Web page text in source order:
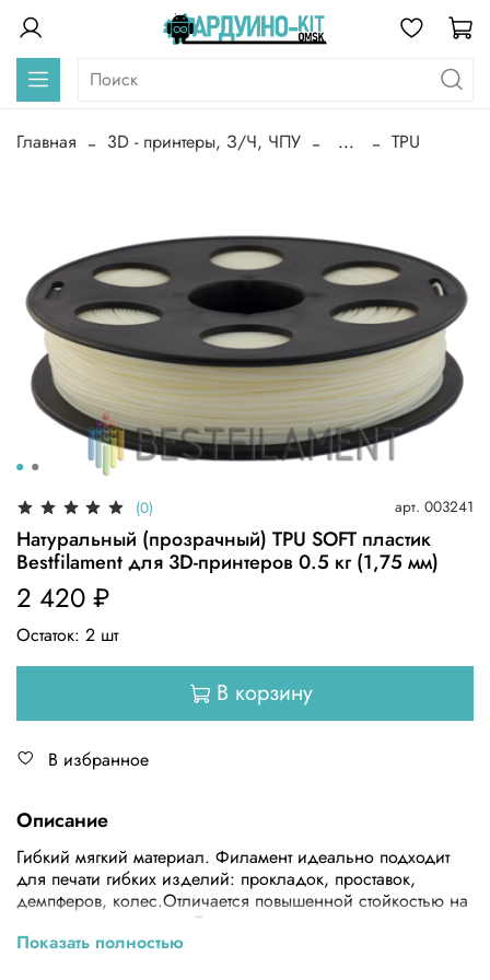
Главная 3D - принтеры, З/Ч, ЧПУ ... TPU
(0) арт. 003241
Натуральный (прозрачный) TPU SOFT пластик
Bestfilament для 3D-принтеров 0.5 кг (1,75 мм)
2 420 ₽
Остаток: 2 шт
В корзину
В избранное
Описание
Гибкий мягкий материал. Филамент идеально подходит
для печати гибких изделий: прокладок, проставок,
демпферов, колес.Отличается повышенной стойкостью на
истирание, на сжатие. Также стоек к маслам и
бензину.Если вы чувствуете себя достаточно уверенно при
Показать полностью